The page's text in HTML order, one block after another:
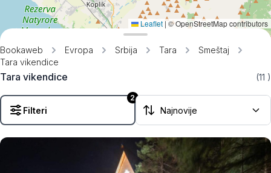
Bookaweb Evropa Srbija Tara
Smeštaj
Tara vikendice
Tara vikendice (11 )
Filteri
2
Leaflet |© OpenStreetMap contributors